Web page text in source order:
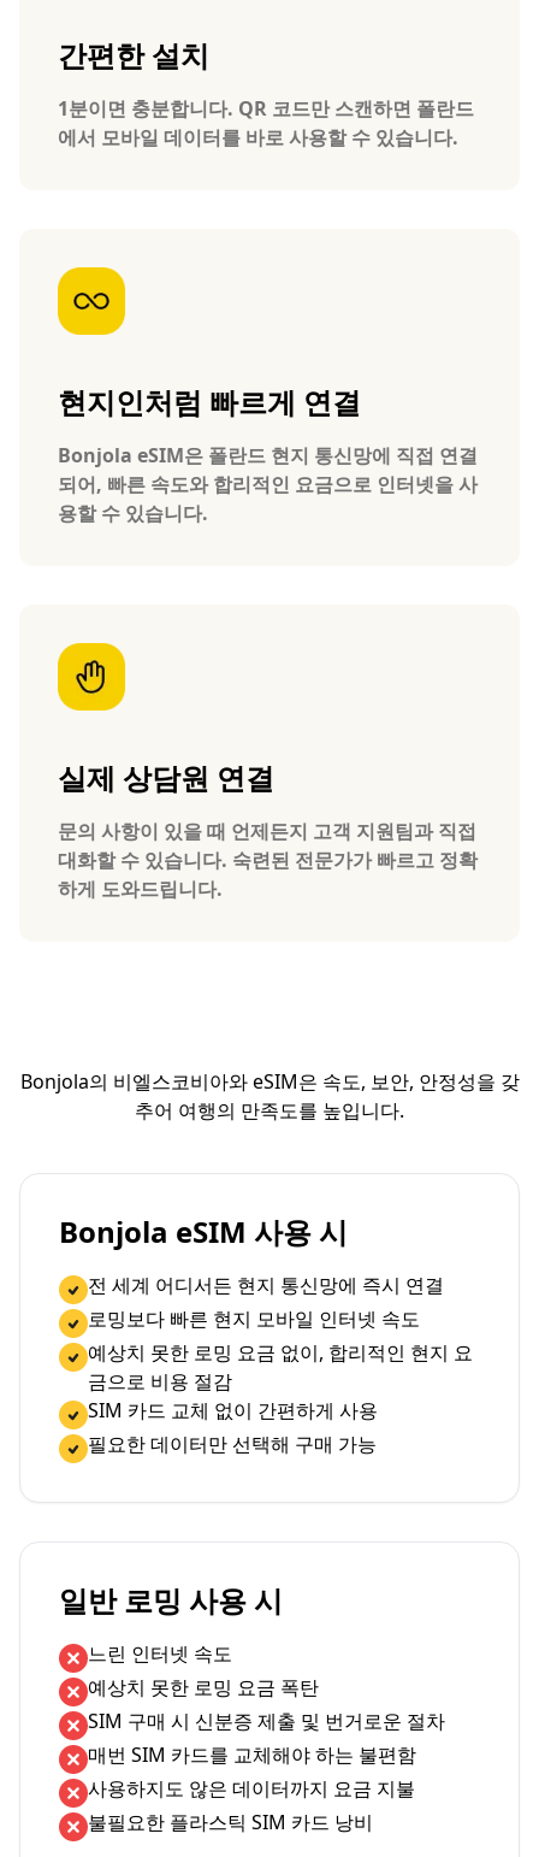
간편한 설치
1분이면 충분합니다. QR 코드만 스캔하면 폴란드
에서 모바일 데이터를 바로 사용할 수 있습니다.
현지인처럼 빠르게 연결
Bonjola eSIM은 폴란드 현지 통신망에 직접 연결
되어, 빠른 속도와 합리적인 요금으로 인터넷을 사
용할 수 있습니다.
실제 상담원 연결
문의 사항이 있을 때 언제든지 고객 지원팀과 직접
대화할 수 있습니다. 숙련된 전문가가 빠르고 정확
하게 도와드립니다.
Bonjola의 비엘스코비아와 eSIM은 속도, 보안, 안정성을 갖
추어 여행의 만족도를 높입니다.
Bonjola eSIM 사용 시
전 세계 어디서든 현지 통신망에 즉시 연결
로밍보다 빠른 현지 모바일 인터넷 속도
예상치 못한 로밍 요금 없이, 합리적인 현지 요
금으로 비용 절감
SIM 카드 교체 없이 간편하게 사용
필요한 데이터만 선택해 구매 가능
일반 로밍 사용 시
느린 인터넷 속도
예상치 못한 로밍 요금 폭탄
SIM 구매 시 신분증 제출 및 번거로운 절차
매번 SIM 카드를 교체해야 하는 불편함
사용하지도 않은 데이터까지 요금 지불
불필요한 플라스틱 SIM 카드 낭비